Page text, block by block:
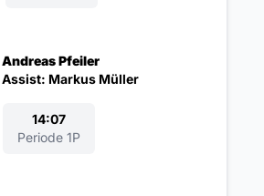
Andreas Pfeiler
Assist: Markus Müller
14:07
Periode 1P